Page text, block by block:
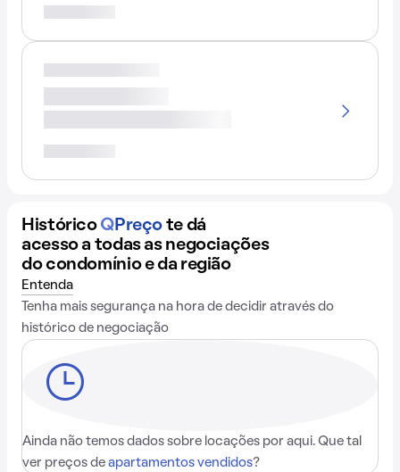
Histórico QPreço te dá
acesso a todas as negociações
do condomínio e da região
Entenda
Tenha mais segurança na hora de decidir através do
histórico de negociação
Ainda não temos dados sobre locações por aqui. Que tal
ver preços de apartamentos vendidos?